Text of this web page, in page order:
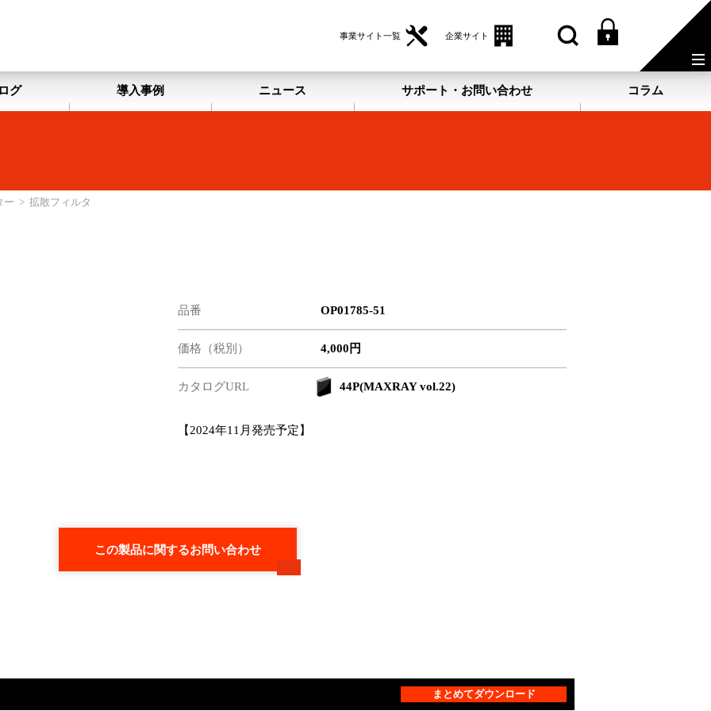
事業サイト一覧 企業サイト
グ 導入事例 ニュース サポート・お問い合わせ コラム
ー > 拡散フィルタ
品番 OP01785-51
価格（税別） 4,000円
カタログURL 44P(MAXRAY vol.22)
【2024年11月発売予定】
この製品に関するお問い合わせ
まとめてダウンロード